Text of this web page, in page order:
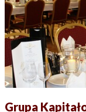
Grupa